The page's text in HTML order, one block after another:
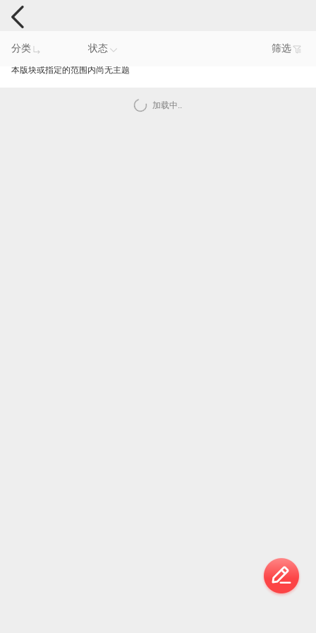
手机反馈
分类 状态 筛选
本版块或指定的范围内尚无主题
加载中..